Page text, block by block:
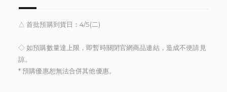
△ 首批預購到貨日：4/5(二)
◇ 如預購數量達上限，即暫時關閉官網商品連結，造成不便請見
諒。
* 預購優惠恕無法合併其他優惠。